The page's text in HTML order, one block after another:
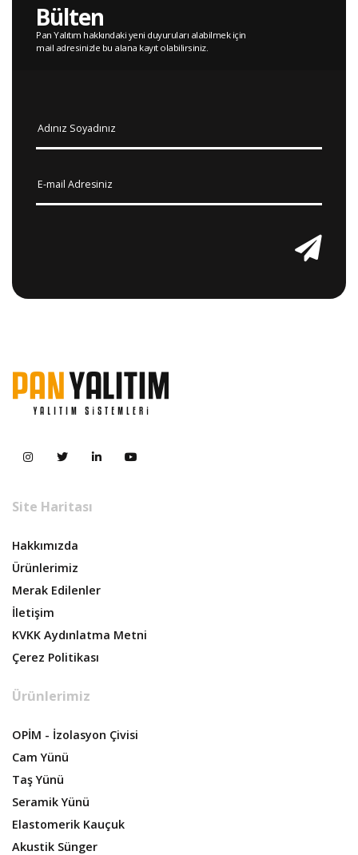
Bülten
Pan Yalıtım hakkındaki yeni duyuruları alabilmek için
mail adresinizle bu alana kayıt olabilirsiniz.
Site Haritası
Hakkımızda
Ürünlerimiz
Merak Edilenler
İletişim
KVKK Aydınlatma Metni
Çerez Politikası
Ürünlerimiz
OPİM - İzolasyon Çivisi
Cam Yünü
Taş Yünü
Seramik Yünü
Elastomerik Kauçuk
Akustik Sünger